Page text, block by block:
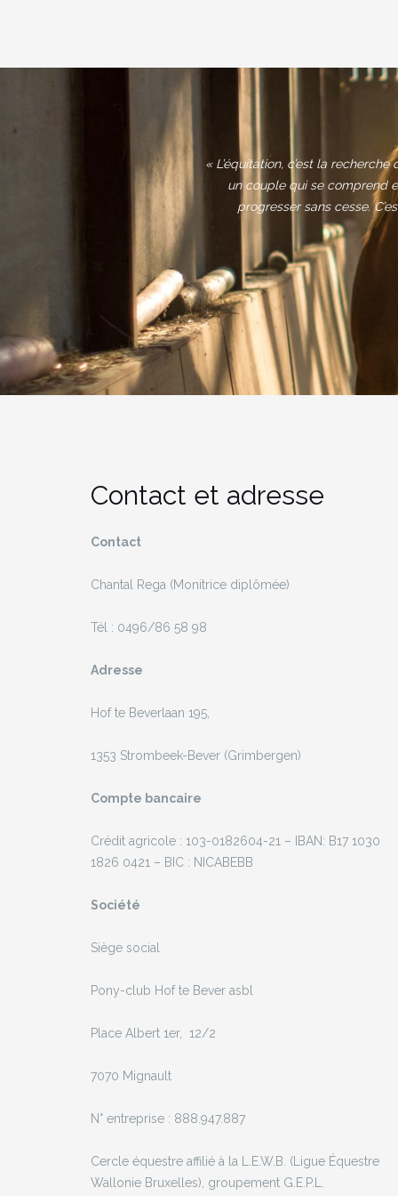
« L’équitation, c’est la
un couple qui se comprend
progresser sans cesse.
Contact et adresse
Contact
Chantal Rega (Monitrice diplômée)
Tél : 0496/86 58 98
Adresse
Hof te Beverlaan 195,
1353 Strombeek-Bever (Grimbergen)
Compte bancaire
Crédit agricole : 103-0182604-21 – IBAN: B17 1030
1826 0421 – BIC : NICABEBB
Société
Siège social
Pony-club Hof te Bever asbl
Place Albert 1er, 12/2
7070 Mignault
N° entreprise : 888.947.887
Cercle équestre affilié à la L.E.W.B. (Ligue Équestre
Wallonie Bruxelles), groupement G.E.P.L.